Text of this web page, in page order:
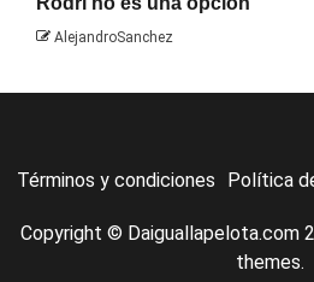
AlejandroSanchez
Términos y condiciones Política
Copyright © Daiguallapelota.com
themes.